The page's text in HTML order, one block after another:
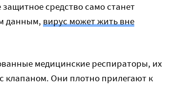
средство само станет
данным, вирус может жить вне
медицинские респираторы, их
клапаном. Они плотно прилегают к